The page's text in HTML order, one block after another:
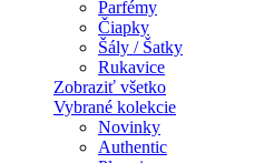
Parfémy
Čiapky
Šály / Šatky
Rukavice
Zobraziť všetko
Vybrané kolekcie
Novinky
Authentic